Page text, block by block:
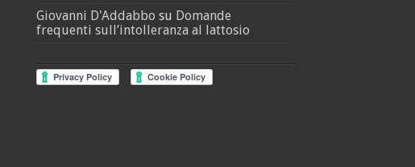
Giovanni D'Addabbo su Domande
frequenti sull’intolleranza al lattosio